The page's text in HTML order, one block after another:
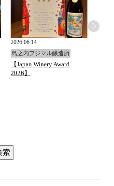
2026.06.14
島之内フジマル醸造所
【Japan Winery Award
2026】